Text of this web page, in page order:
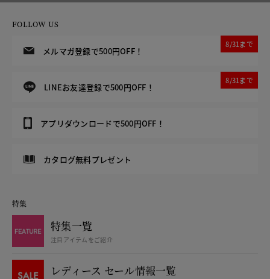
FOLLOW US
メルマガ登録で500円OFF！
8/31まで
LINEお友達登録で500円OFF！
8/31まで
アプリダウンロードで500円OFF！
カタログ無料プレゼント
特集
特集一覧
注目アイテムをご紹介
レディース セール情報一覧